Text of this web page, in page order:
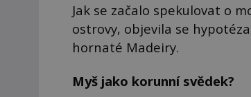
Jak se začalo spekulovat o
ostrovy, objevila se
hornaté Madeiry.
Myš jako korunní svědek?